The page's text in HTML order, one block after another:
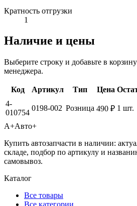
Кратность отгрузки
1
Наличие и цены
Выберите строку и добавьте в
менеджера.
Код Артикул Тип Цена
4-
010754
0198-002 Розница 490 ₽ 1 шт.
А+Авто+
Купить автозапчасти в наличии:
складе, подбор по артикулу и
самовывоз.
Каталог
Все товары